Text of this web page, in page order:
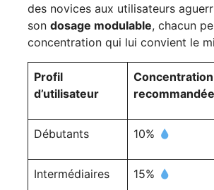
des novices aux utilisateurs
son dosage modulable, chacun
concentration qui lui convient le
Profil
d’utilisateur
Concentration
recommandée
Débutants 10%
Intermédiaires 15%